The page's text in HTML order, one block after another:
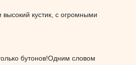
кустик, с огромными
бутонов!Одним словом